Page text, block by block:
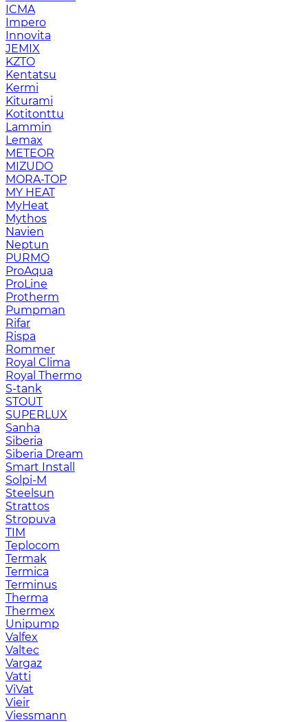
ICMA
Impero
Innovita
JEMIX
KZTO
Kentatsu
Kermi
Kiturami
Kotitonttu
Lammin
Lemax
METEOR
MIZUDO
MORA-TOP
MY HEAT
MyHeat
Mythos
Navien
Neptun
PURMO
ProAqua
ProLine
Protherm
Pumpman
Rifar
Rispa
Rommer
Royal Clima
Royal Thermo
S-tank
STOUT
SUPERLUX
Sanha
Siberia
Siberia Dream
Smart Install
Solpi-M
Steelsun
Strattos
Stropuva
TIM
Teplocom
Termak
Termica
Terminus
Therma
Thermex
Unipump
Valfex
Valtec
Vargaz
Vatti
ViVat
Vieir
Viessmann